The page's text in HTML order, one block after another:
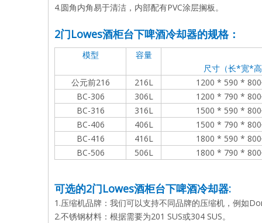
4.圆角内角易于清洁，内部配有PVC涂层搁板。
2门Lowes酒柜台下啤酒冷却器的规格：
模型
容量
尺寸（长*宽*
公元前216
216L
1200 * 590 *
BC-306
306L
1200 * 790 *
BC-316
316L
1500 * 590 *
BC-406
406L
1500 * 790 *
BC-416
416L
1800 * 590 *
BC-506
506L 1800 * 790 *
可选的2门Lowes酒柜台下啤酒冷却器:
1.压缩机品牌：我们可以支持不同品牌的压缩机，例如
2.不锈钢材料：根据需要为201 SUS或304 SUS。